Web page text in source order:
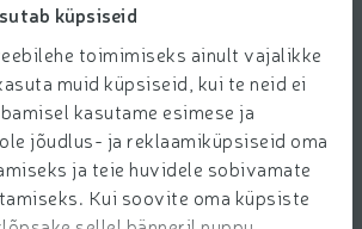
küpsiseid
toimimiseks ainult vajalikke
muid küpsiseid, kui te neid ei
kasutame esimese ja
jõudlus- ja reklaamiküpsiseid oma
ja teie huvidele sobivamate
Kui soovite oma küpsiste